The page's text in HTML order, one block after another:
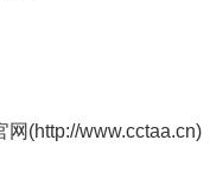
www.cctaa.cn)